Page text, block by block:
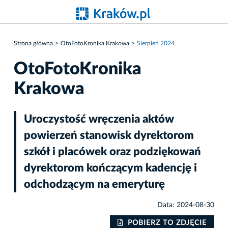
Strona główna OtoFotoKronika Krakowa Sierpień 2024
OtoFotoKronika
Krakowa
Uroczystość wręczenia aktów
powierzeń stanowisk dyrektorom
szkół i placówek oraz podziękowań
dyrektorom kończącym kadencję i
odchodzącym na emeryturę
Data: 2024-08-30
POBIERZ TO ZDJĘCIE